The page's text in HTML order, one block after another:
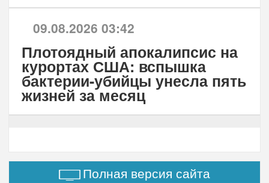
09.08.2026 03:42
Плотоядный апокалипсис на
курортах США: вспышка
бактерии-убийцы унесла пять
жизней за месяц
Полная версия сайта